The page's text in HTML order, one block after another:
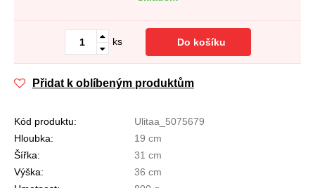
ks Do košíku
Přidat k oblíbeným produktům
Kód produktu:
Ulitaa_5075679
Hloubka:
19 cm
Šířka:
31 cm
Výška:
36 cm